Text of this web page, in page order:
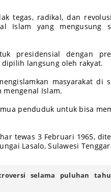
tegas, radikal, dan
Islam yang mengusung
presidensial dengan
langsung oleh rakyat.
masyarakat di
mengenal Islam.
penduduk untuk bisa
tewas 3 Februari 1965,
Lasalo, Sulawesi
selama puluhan